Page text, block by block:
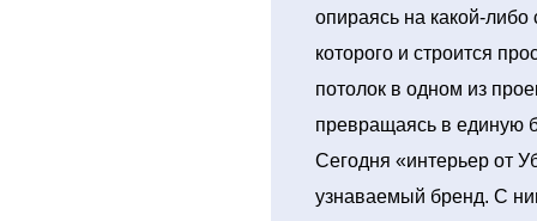
опираясь на какой-либо
которого и строится
потолок в одном из
превращаясь в единую
Сегодня «интерьер от
узнаваемый бренд. С